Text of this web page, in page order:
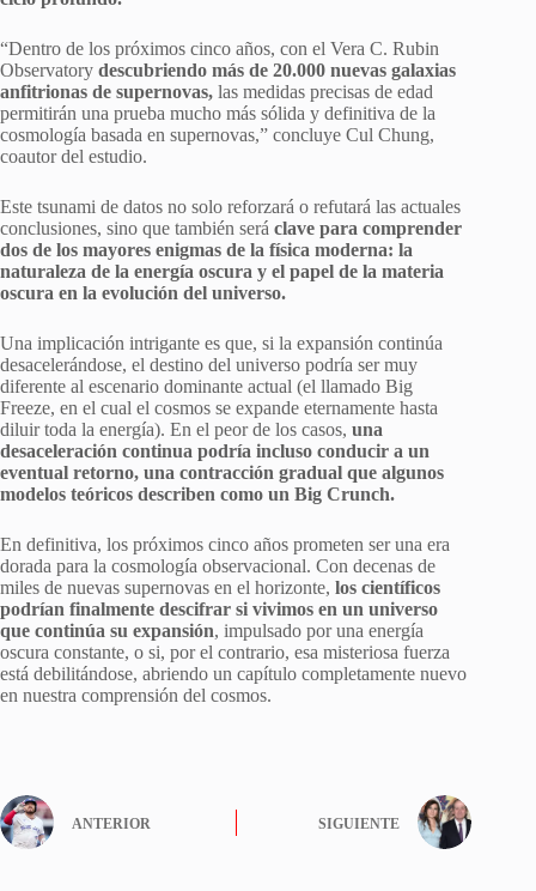
“Dentro de los próximos cinco años, con el Vera C. Rubin
Observatory descubriendo más de 20.000 nuevas galaxias
anfitrionas de supernovas, las medidas precisas de edad
permitirán una prueba mucho más sólida y definitiva de la
cosmología basada en supernovas,” concluye Cul Chung,
coautor del estudio.
Este tsunami de datos no solo reforzará o refutará las actuales
conclusiones, sino que también será clave para comprender
dos de los mayores enigmas de la física moderna: la
naturaleza de la energía oscura y el papel de la materia
oscura en la evolución del universo.
Una implicación intrigante es que, si la expansión continúa
desacelerándose, el destino del universo podría ser muy
diferente al escenario dominante actual (el llamado Big
Freeze, en el cual el cosmos se expande eternamente hasta
diluir toda la energía). En el peor de los casos, una
desaceleración continua podría incluso conducir a un
eventual retorno, una contracción gradual que algunos
modelos teóricos describen como un Big Crunch.
En definitiva, los próximos cinco años prometen ser una era
dorada para la cosmología observacional. Con decenas de
miles de nuevas supernovas en el horizonte, los científicos
podrían finalmente descifrar si vivimos en un universo
que continúa su expansión, impulsado por una energía
oscura constante, o si, por el contrario, esa misteriosa fuerza
está debilitándose, abriendo un capítulo completamente nuevo
en nuestra comprensión del cosmos.
ANTERIOR SIGUIENTE